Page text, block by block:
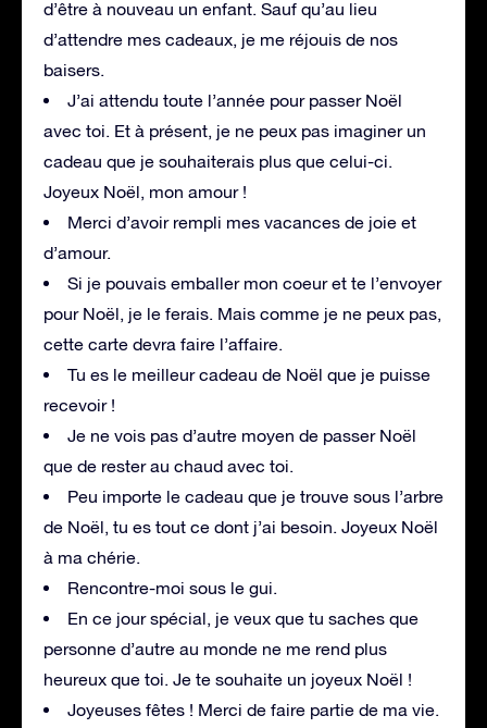
d’être à nouveau un enfant. Sauf qu’au lieu
d’attendre mes cadeaux, je me réjouis de nos
baisers.
J’ai attendu toute l’année pour passer Noël
avec toi. Et à présent, je ne peux pas imaginer un
cadeau que je souhaiterais plus que celui-ci.
Joyeux Noël, mon amour !
Merci d’avoir rempli mes vacances de joie et
d’amour.
Si je pouvais emballer mon coeur et te l’envoyer
pour Noël, je le ferais. Mais comme je ne peux pas,
cette carte devra faire l’affaire.
Tu es le meilleur cadeau de Noël que je puisse
recevoir !
Je ne vois pas d’autre moyen de passer Noël
que de rester au chaud avec toi.
Peu importe le cadeau que je trouve sous l’arbre
de Noël, tu es tout ce dont j’ai besoin. Joyeux Noël
à ma chérie.
Rencontre-moi sous le gui.
En ce jour spécial, je veux que tu saches que
personne d’autre au monde ne me rend plus
heureux que toi. Je te souhaite un joyeux Noël !
Joyeuses fêtes ! Merci de faire partie de ma vie.